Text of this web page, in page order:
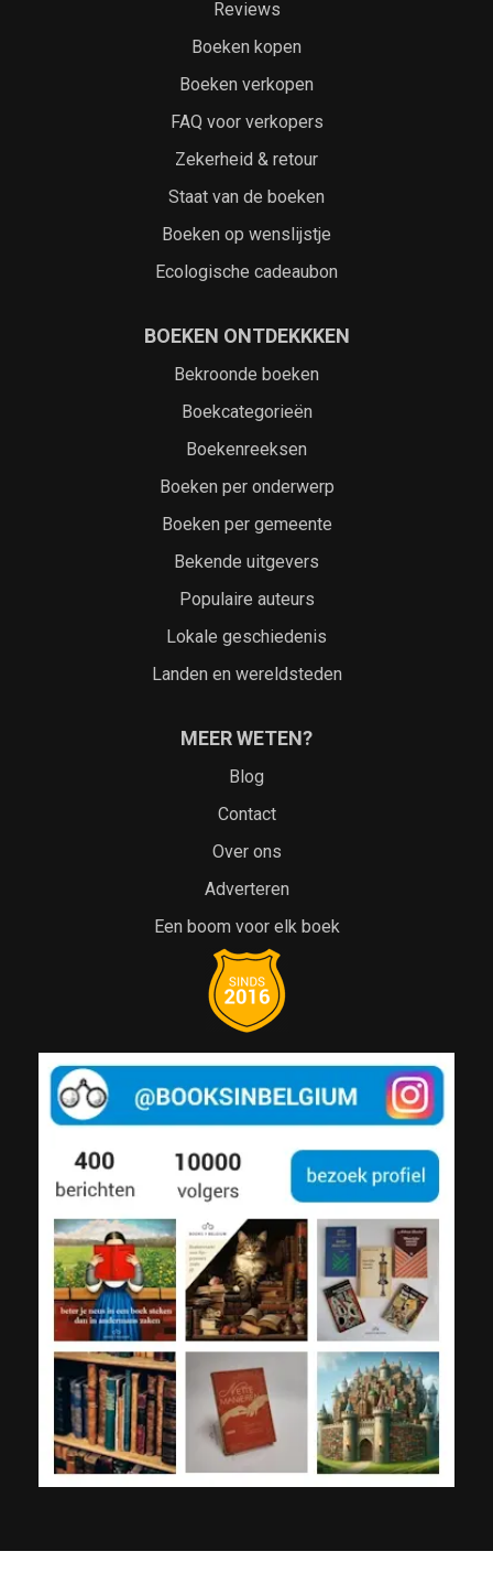
Reviews
Boeken kopen
Boeken verkopen
FAQ voor verkopers
Zekerheid & retour
Staat van de boeken
Boeken op wenslijstje
Ecologische cadeaubon
BOEKEN ONTDEKKKEN
Bekroonde boeken
Boekcategorieën
Boekenreeksen
Boeken per onderwerp
Boeken per gemeente
Bekende uitgevers
Populaire auteurs
Lokale geschiedenis
Landen en wereldsteden
MEER WETEN?
Blog
Contact
Over ons
Adverteren
Een boom voor elk boek